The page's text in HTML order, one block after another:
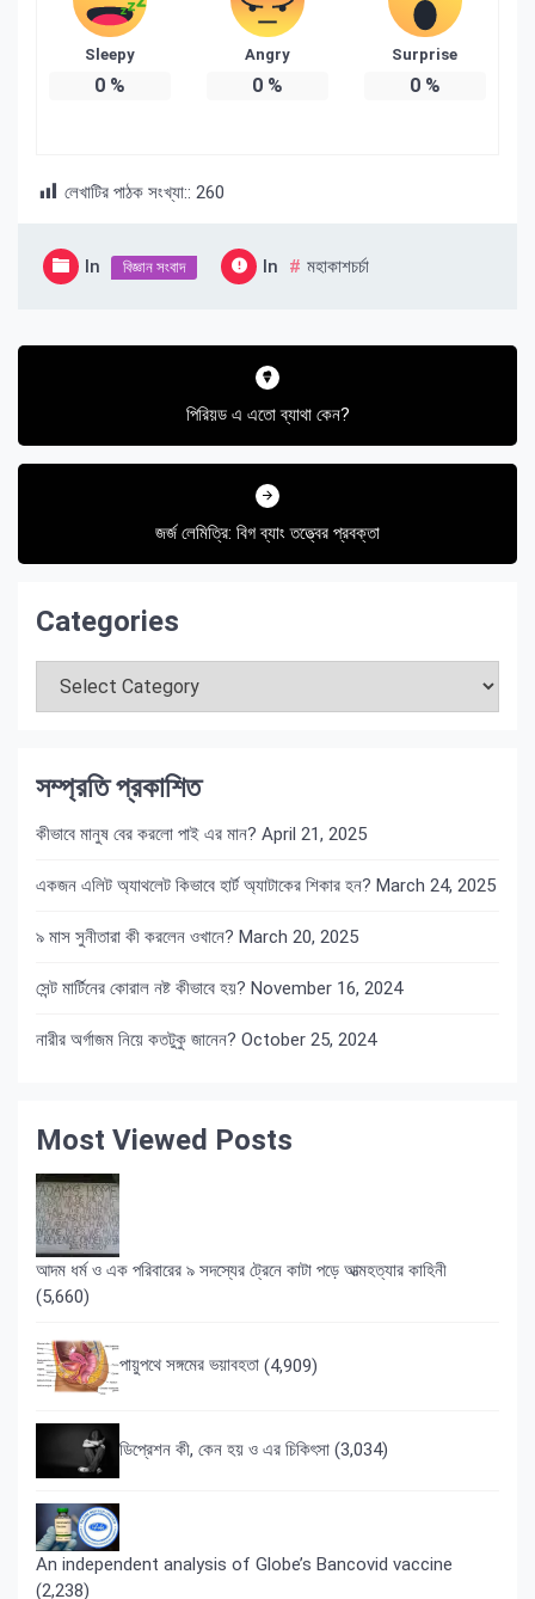
Sleepy
0%
Angry
0%
Surprise
0%
লেখাটির পাঠক সংখ্যা:: 260
In বিজ্ঞান সংবাদ In মহাকাশচর্চা
Post
পিরিয়ড এ এতো ব্যাথা কেন?
জর্জ লেমিত্রি: বিগ ব্যাং তত্ত্বের প্রবক্তা
Categories
সম্প্রতি প্রকাশিত
কীভাবে মানুষ বের করলো পাই এর মান? April 21, 2025
একজন এলিট অ্যাথলেট কিভাবে হার্ট অ্যাটাকের শিকার হন? March 24, 2025
৯ মাস সুনীতারা কী করলেন ওখানে? March 20, 2025
সেন্ট মার্টিনের কোরাল নষ্ট কীভাবে হয়? November 16, 2024
নারীর অর্গাজম নিয়ে কতটুকু জানেন? October 25, 2024
Most Viewed Posts
আদম ধর্ম ও এক পরিবারের ৯ সদস্যের ট্রেনে কাটা পড়ে আত্মহত্যার কাহিনী
(5,660)
পায়ুপথে সঙ্গমের ভয়াবহতা (4,909)
ডিপ্রেশন কী, কেন হয় ও এর চিকিৎসা (3,034)
An independent analysis of Globe’s Bancovid vaccine
(2,238)